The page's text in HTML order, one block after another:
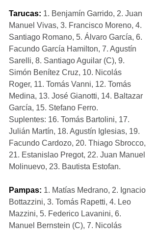
Tarucas: 1. Benjamín Garrido, 2. Juan
Manuel Vivas, 3. Francisco Moreno, 4.
Santiago Romano, 5. Álvaro García, 6.
Facundo García Hamilton, 7. Agustín
Sarelli, 8. Santiago Aguilar (C), 9.
Simón Benítez Cruz, 10. Nicolás
Roger, 11. Tomás Vanni, 12. Tomás
Medina, 13. José Gianotti, 14. Baltazar
García, 15. Stefano Ferro.
Suplentes: 16. Tomás Bartolini, 17.
Julián Martín, 18. Agustín Iglesias, 19.
Facundo Cardozo, 20. Thiago Sbrocco,
21. Estanislao Pregot, 22. Juan Manuel
Molinuevo, 23. Bautista Estofan.
Pampas: 1. Matías Medrano, 2. Ignacio
Bottazzini, 3. Tomás Rapetti, 4. Leo
Mazzini, 5. Federico Lavanini, 6.
Manuel Bernstein (C), 7. Nicolás